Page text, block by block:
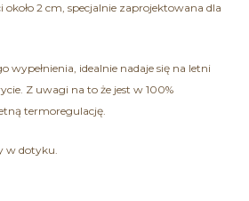
około 2 cm, specjalnie zaprojektowana dla
wypełnienia, idealnie nadaje się na letni
Z uwagi na to że jest w 100%
termoregulację.
w dotyku.